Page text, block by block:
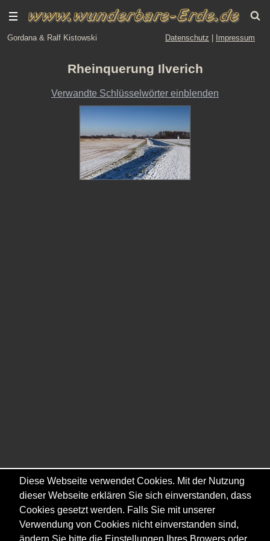
Gordana & Ralf Kistowski Datenschutz Impressum
Rheinquerung Ilverich
Verwandte Schlüsselwörter einblenden
Diese Webseite verwendet Cookies. Mit der Nutzung
dieser Webseite erklären Sie sich einverstanden, dass
Cookies gesetzt werden. Falls Sie mit unserer
Verwendung von Cookies nicht einverstanden sind,
ändern Sie bitte die Einstellungen Ihres Browers oder